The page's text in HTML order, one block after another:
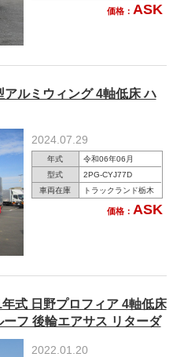
価格： ASK
ルミウィング 4軸低床 ハ
2024.07.29
年式
令和06年06月
型式
2PG-CYJ77D
車両在庫
トラックランド栃木
価格： ASK
式 日野プロフィア 4軸低床
フ 後輪エアサス リターダ
2022.01.20